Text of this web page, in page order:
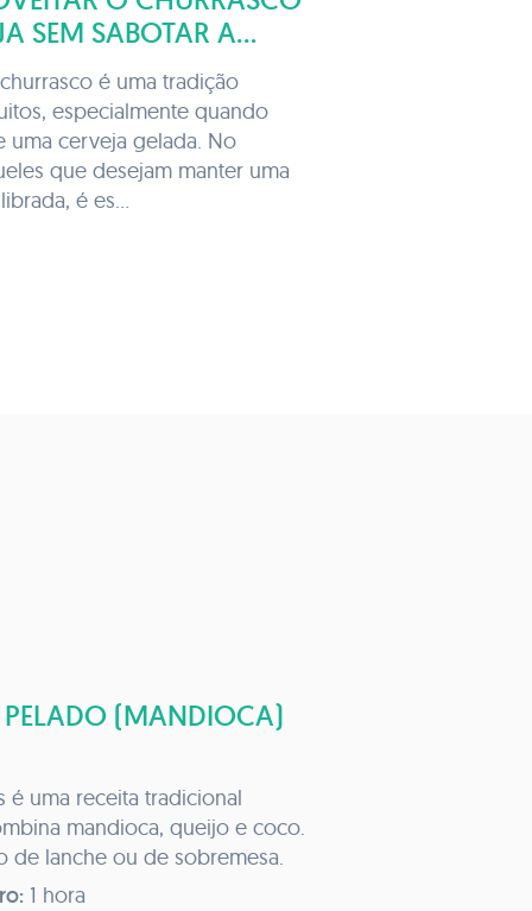
SEM SABOTAR A
E DICAS
é uma tradição
especialmente quando
uma cerveja gelada. No
que desejam manter uma
é es...
(MANDIOCA)
é uma receita tradicional
mandioca, queijo e coco.
de lanche ou de sobremesa.
1 hora